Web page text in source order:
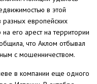
в этой
разных европейских
его арест на территории
что Аклом отбывал
с мошенничеством.
в компании еще одного